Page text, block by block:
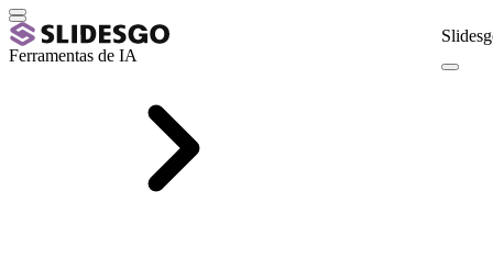
Ferramentas de IA